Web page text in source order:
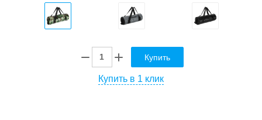
Купить
Купить в 1 клик